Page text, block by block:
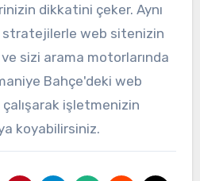
dikkatini çeker. Aynı
stratejilerle web sitenizin
sizi arama motorlarında
Bahçe'deki web
çalışarak işletmenizin
koyabilirsiniz.